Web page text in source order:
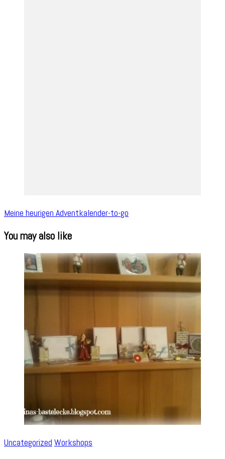
Meine heurigen Adventkalender-to-go
You may also like
Uncategorized Workshops